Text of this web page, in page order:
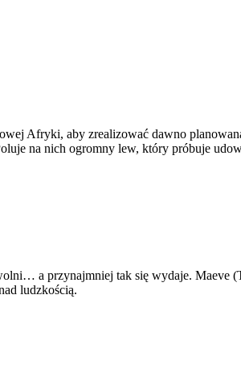
Afryki, aby zrealizować dawno
na nich ogromny lew, który próbuje
a przynajmniej tak się wydaje. Maeve
ludzkością.